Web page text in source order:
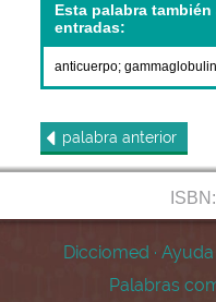
Esta palabra
entradas:
anticuerpo;
palabra anterior
Dicciomed · Ayuda
Palabras